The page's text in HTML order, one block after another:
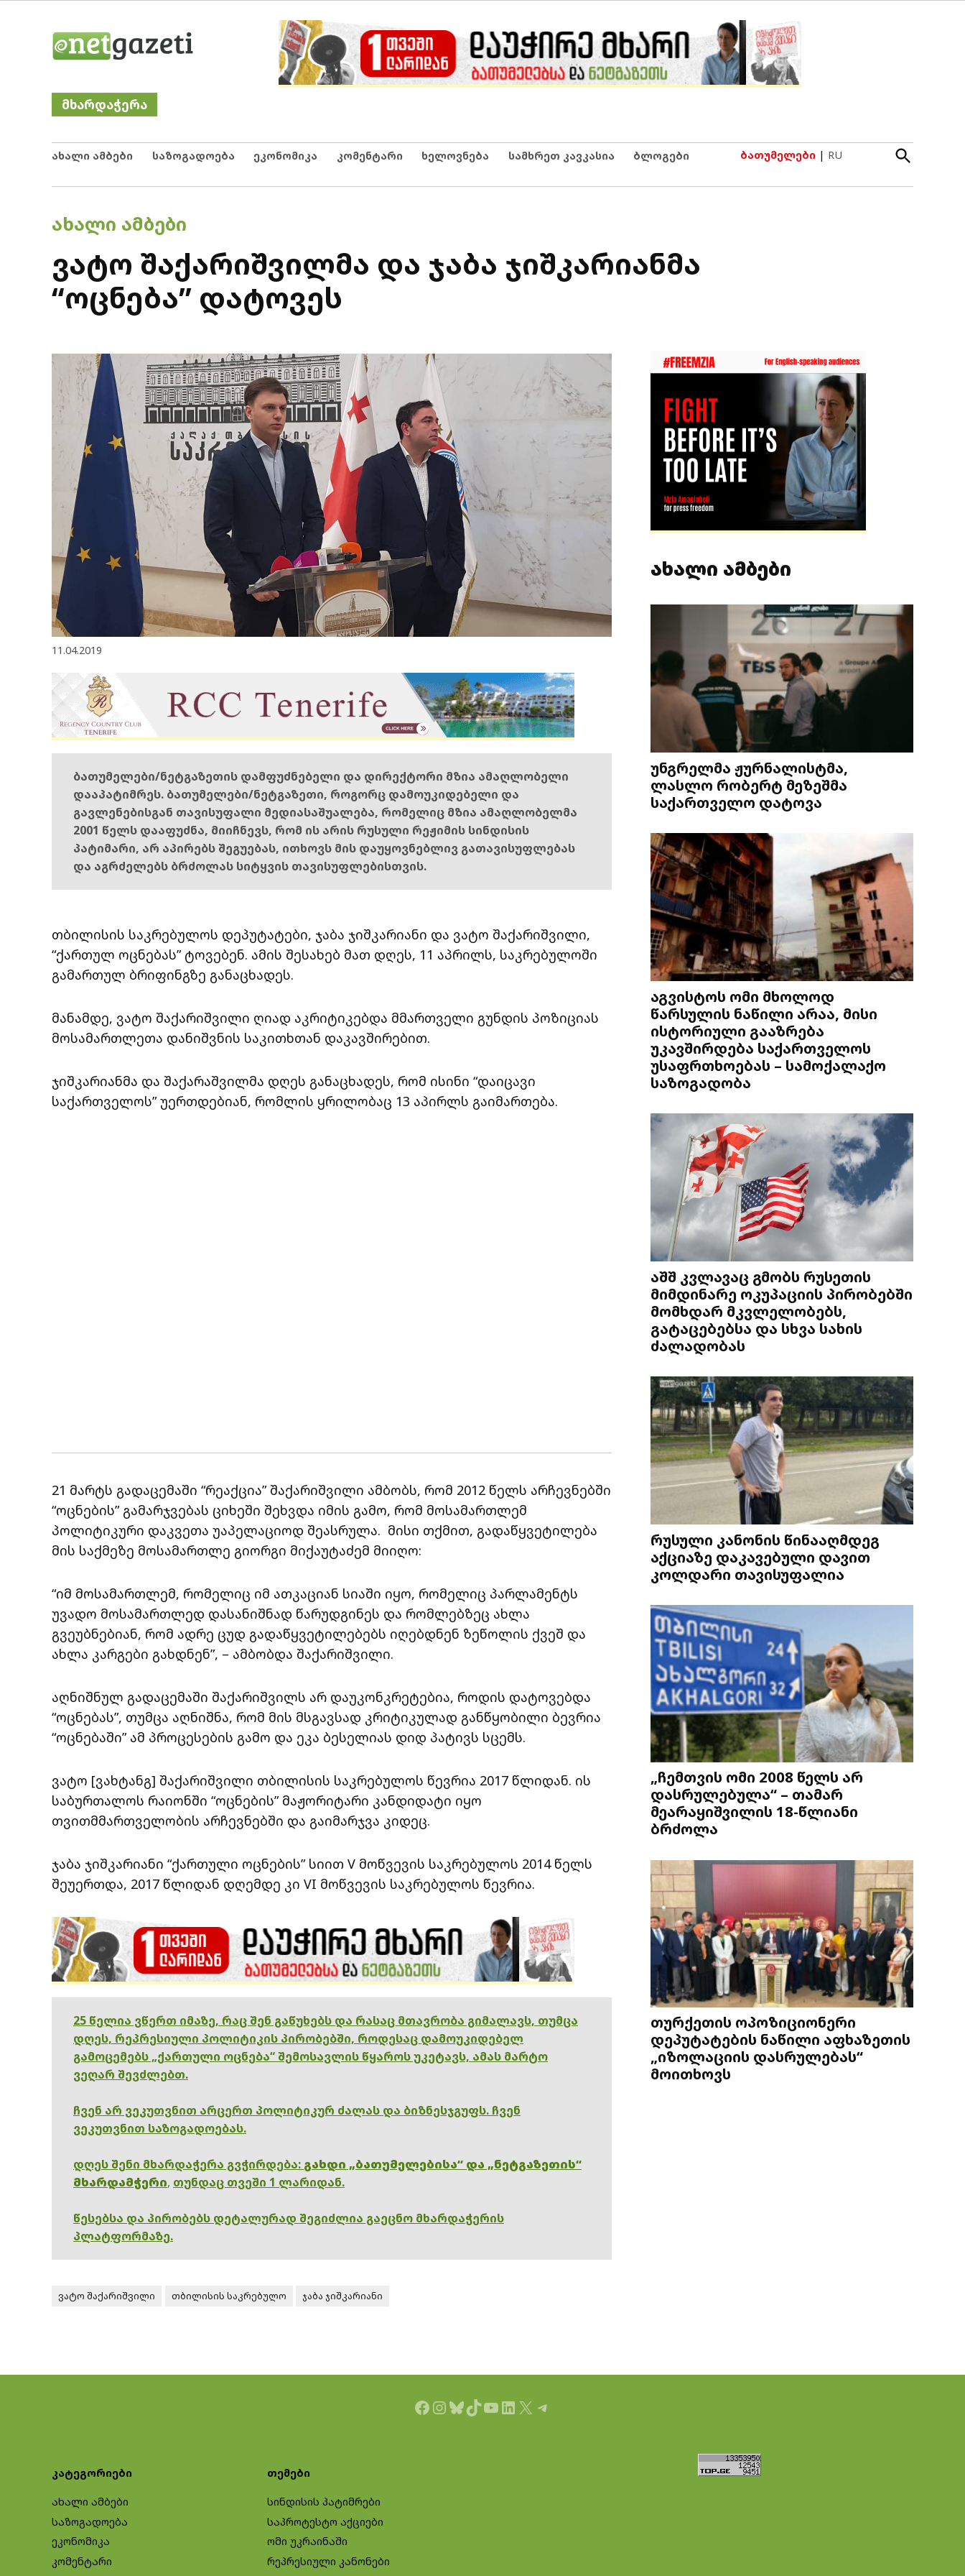
Netgazeti
მხარდაჭერა
ახალი ამბები საზოგადოება ეკონომიკა კომენტარი ხელოვნება სამხრეთ კავკასია ბლოგები ბათუმელები | RU
Open
Search
POSTED
ᲐᲮᲐᲚᲘ ᲐᲛᲑᲔᲑᲘ
ვატო შაქარიშვილმა და ჯაბა ჯიშკარიანმა
“ოცნება” დატოვეს
11.04.2019
ბათუმელები/ნეტგაზეთის დამფუძნებელი და დირექტორი მზია ამაღლობელი
დააპატიმრეს. ბათუმელები/ნეტგაზეთი, როგორც დამოუკიდებელი და
გავლენებისგან თავისუფალი მედიასაშუალება, რომელიც მზია ამაღლობელმა
2001 წელს დააფუძნა, მიიჩნევს, რომ ის არის რუსული რეჟიმის სინდისის
პატიმარი, არ აპირებს შეგუებას, ითხოვს მის დაუყოვნებლივ გათავისუფლებას
და აგრძელებს ბრძოლას სიტყვის თავისუფლებისთვის.
თბილისის საკრებულოს დეპუტატები, ჯაბა ჯიშკარიანი და ვატო შაქარიშვილი,
“ქართულ ოცნებას” ტოვებენ. ამის შესახებ მათ დღეს, 11 აპრილს, საკრებულოში
გამართულ ბრიფინგზე განაცხადეს.
მანამდე, ვატო შაქარიშვილი ღიად აკრიტიკებდა მმართველი გუნდის პოზიციას
მოსამართლეთა დანიშვნის საკითხთან დაკავშირებით.
ჯიშკარიანმა და შაქარაშვილმა დღეს განაცხადეს, რომ ისინი “დაიცავი
საქართველოს” უერთდებიან, რომლის ყრილობაც 13 აპირლს გაიმართება.
21 მარტს გადაცემაში “რეაქცია” შაქარიშვილი ამბობს, რომ 2012 წელს არჩევნებში
“ოცნების” გამარჯვებას ციხეში შეხვდა იმის გამო, რომ მოსამართლემ
პოლიტიკური დაკვეთა უაპელაციოდ შეასრულა. მისი თქმით, გადაწყვეტილება
მის საქმეზე მოსამართლე გიორგი მიქაუტაძემ მიიღო:
“იმ მოსამართლემ, რომელიც იმ ათკაციან სიაში იყო, რომელიც პარლამენტს
უვადო მოსამართლედ დასანიშნად წარუდგინეს და რომლებზეც ახლა
გვეუბნებიან, რომ ადრე ცუდ გადაწყვეტილებებს იღებდნენ ზეწოლის ქვეშ და
ახლა კარგები გახდნენ”, – ამბობდა შაქარიშვილი.
აღნიშნულ გადაცემაში შაქარიშვილს არ დაუკონკრეტებია, როდის დატოვებდა
“ოცნებას”, თუმცა აღნიშნა, რომ მის მსგავსად კრიტიკულად განწყობილი ბევრია
“ოცნებაში” ამ პროცესების გამო და ეკა ბესელიას დიდ პატივს სცემს.
ვატო [ვახტანგ] შაქარიშვილი თბილისის საკრებულოს წევრია 2017 წლიდან. ის
საბურთალოს რაიონში “ოცნების” მაჟორიტარი კანდიდატი იყო
თვითმმართველობის არჩევნებში და გაიმარჯვა კიდეც.
ჯაბა ჯიშკარიანი “ქართული ოცნების” სიით V მოწვევის საკრებულოს 2014 წელს
შეუერთდა, 2017 წლიდან დღემდე კი VI მოწვევის საკრებულოს წევრია.
25 წელია ვწერთ იმაზე, რაც შენ გაწუხებს და რასაც მთავრობა გიმალავს, თუმცა
დღეს, რეპრესიული პოლიტიკის პირობებში, როდესაც დამოუკიდებელ
გამოცემებს „ქართული ოცნება“ შემოსავლის წყაროს უკეტავს, ამას მარტო
ვეღარ შევძლებთ.
ჩვენ არ ვეკუთვნით არცერთ პოლიტიკურ ძალას და ბიზნესჯგუფს. ჩვენ
ვეკუთვნით საზოგადოებას.
დღეს შენი მხარდაჭერა გვჭირდება: გახდი „ბათუმელებისა“ და „ნეტგაზეთის“
მხარდამჭერი, თუნდაც თვეში 1 ლარიდან.
წესებსა და პირობებს დეტალურად შეგიძლია გაეცნო მხარდაჭერის
პლატფორმაზე.
ვატო შაქარიშვილი თბილისის საკრებულო ჯაბა ჯიშკარიანი
ახალი ამბები
უნგრელმა ჟურნალისტმა,
ლასლო რობერტ მეზეშმა
საქართველო დატოვა
აგვისტოს ომი მხოლოდ
წარსულის ნაწილი არაა, მისი
ისტორიული გააზრება
უკავშირდება საქართველოს
უსაფრთხოებას – სამოქალაქო
საზოგადობა
აშშ კვლავაც გმობს რუსეთის
მიმდინარე ოკუპაციის პირობებში
მომხდარ მკვლელობებს,
გატაცებებსა და სხვა სახის
ძალადობას
რუსული კანონის წინააღმდეგ
აქციაზე დაკავებული დავით
კოლდარი თავისუფალია
„ჩემთვის ომი 2008 წელს არ
დასრულებულა“ – თამარ
მეარაყიშვილის 18-წლიანი
ბრძოლა
თურქეთის ოპოზიციონერი
დეპუტატების ნაწილი აფხაზეთის
„იზოლაციის დასრულებას“
მოითხოვს
Facebook
Instagram
Bluesky
TikTok
YouTube
LinkedIn
X Telegram
კატეგორიები
ახალი ამბები
საზოგადოება
ეკონომიკა
კომენტარი
თემები
სინდისის პატიმრები
საპროტესტო აქციები
ომი უკრაინაში
რეპრესიული კანონები